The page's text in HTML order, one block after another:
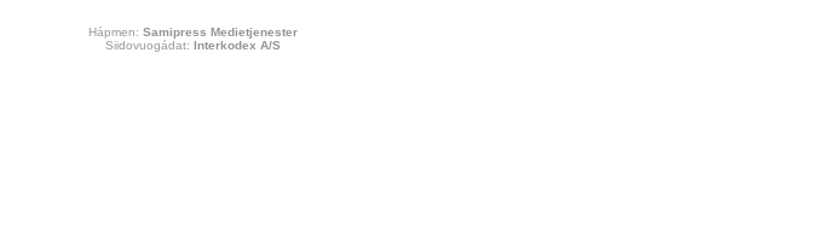
Hápmen: Samipress Medietjenester
Siidovuogádat: Interkodex A/S